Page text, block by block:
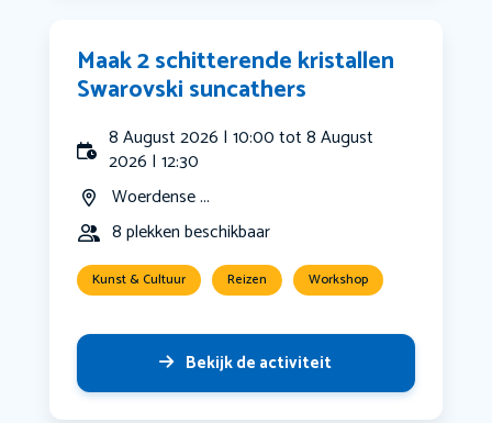
Maak 2 schitterende kristallen
Swarovski suncathers
8 August 2026 | 10:00 tot 8 August
2026 | 12:30
Woerdense ...
8 plekken beschikbaar
Kunst & Cultuur Reizen Workshop
Bekijk de activiteit